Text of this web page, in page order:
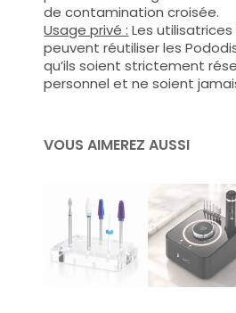
de contamination croisée.
Usage privé : Les
peuvent réutiliser les
qu’ils soient strictement
personnel et ne soient
VOUS AIMEREZ AUSSI